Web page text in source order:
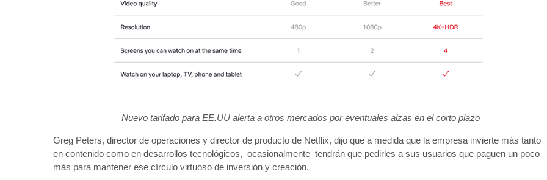
Nuevo tarifado para EE.UU alerta a otros mercados por eventuales alzas en el corto plazo
Greg Peters, director de operaciones y director de producto de Netflix, dijo que a medida que la empresa invierte más tanto
en contenido como en desarrollos tecnológicos, ocasionalmente tendrán que pedirles a sus usuarios que paguen un poco
más para mantener ese círculo virtuoso de inversión y creación.